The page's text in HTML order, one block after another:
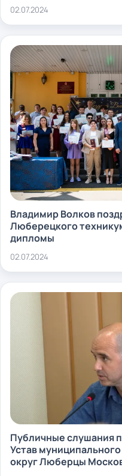
02.07.2024
Владимир Волков
Люберецкого
дипломы
02.07.2024
Публичные слушания
Устав
округ Люберцы